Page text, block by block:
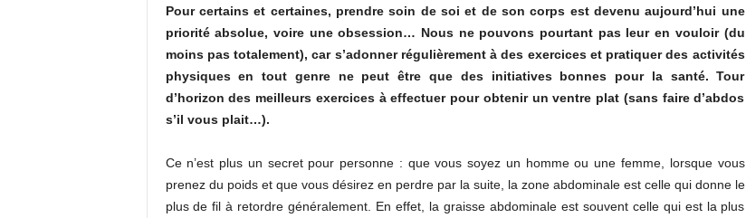
Pour certains et certaines, prendre soin de soi et de son corps est devenu aujourd’hui une
priorité absolue, voire une obsession… Nous ne pouvons pourtant pas leur en vouloir (du
moins pas totalement), car s’adonner régulièrement à des exercices et pratiquer des activités
physiques en tout genre ne peut être que des initiatives bonnes pour la santé. Tour
d’horizon des meilleurs exercices à effectuer pour obtenir un ventre plat (sans faire d’abdos
s’il vous plait…).
Ce n’est plus un secret pour personne : que vous soyez un homme ou une femme, lorsque vous
prenez du poids et que vous désirez en perdre par la suite, la zone abdominale est celle qui donne le
plus de fil à retordre généralement. En effet, la graisse abdominale est souvent celle qui est la plus